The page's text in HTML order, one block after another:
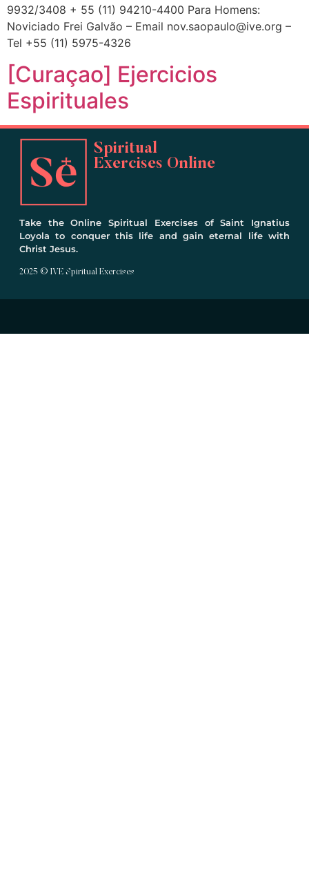
9932/3408 + 55 (11) 94210-4400 Para Homens:
Noviciado Frei Galvão – Email nov.saopaulo@ive.org –
Tel +55 (11) 5975-4326
[Curaçao] Ejercicios
Espirituales
Spiritual
Exercises Online
Take the Online Spiritual Exercises of Saint Ignatius
Loyola to conquer this life and gain eternal life with
Christ Jesus.
2025 © IVE Spiritual Exercises